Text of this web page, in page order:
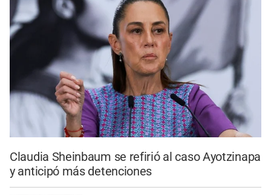
Claudia Sheinbaum se refirió al caso Ayotzinapa
y anticipó más detenciones